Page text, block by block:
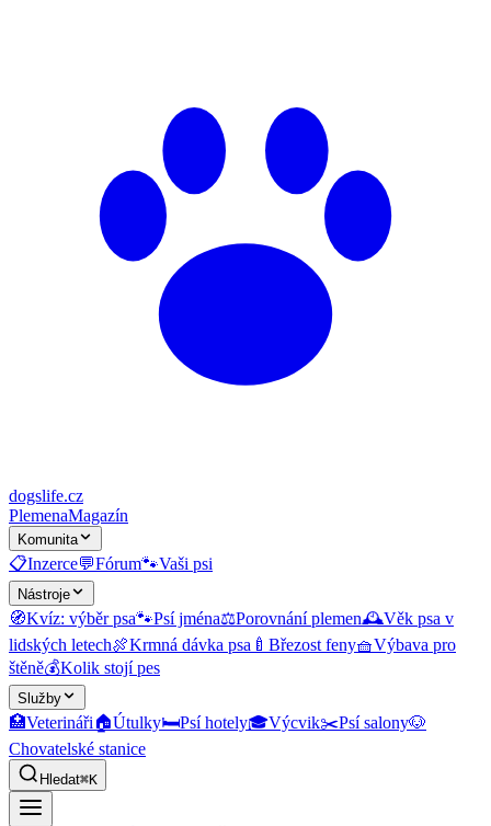
dogslife.cz
PlemenaMagazín
Komunita
📋Inzerce💬Fórum🐾Vaši psi
Nástroje
🧭Kvíz: výběr psa🐾Psí jména⚖️Porovnání plemen🕰️Věk psa v
lidských letech🍖Krmná dávka psa 🍼 Březost feny🧺Výbava pro
štěně💰Kolik stojí pes
Služby
🏥Veterináři🏠Útulky🛏️Psí hotely🎓Výcvik✂️Psí salony🐶
Chovatelské stanice
Hledat⌘K